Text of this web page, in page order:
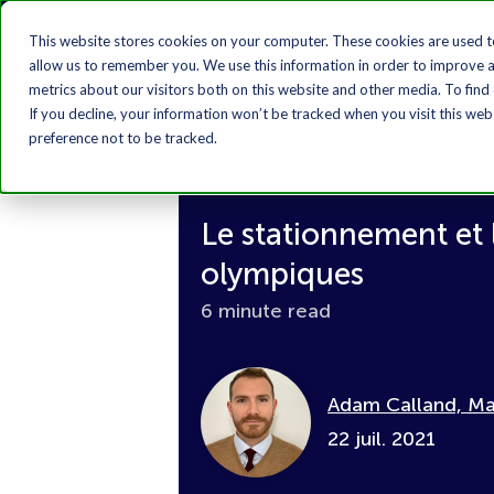
This website stores cookies on your computer. These cookies are
allow us to remember you. We use this information in order to improve
metrics about our visitors both on this website and other media. To
If you decline, your information won’t be tracked when you visit this
preference not to be tracked.
Le stationnement et
olympiques
6 minute read
Adam Calland,
22 juil. 2021